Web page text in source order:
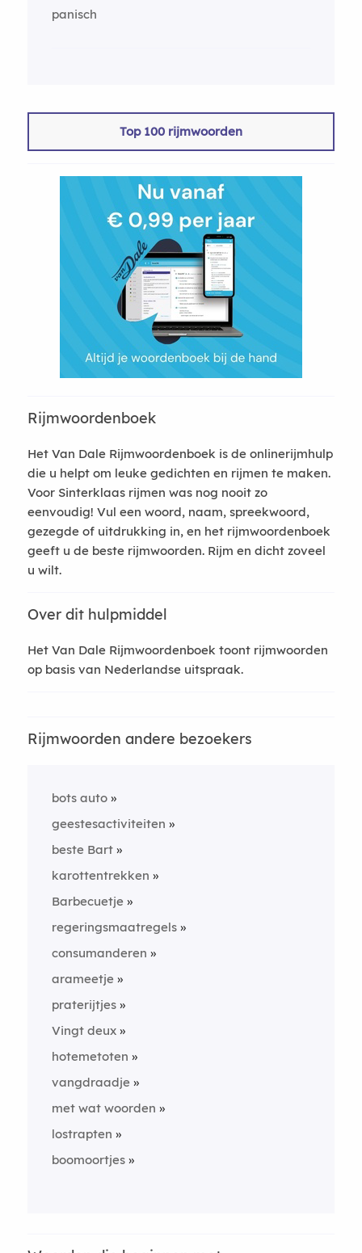
panisch
Top 100 rijmwoorden
Rijmwoordenboek
Het Van Dale Rijmwoordenboek is de onlinerijmhulp
die u helpt om leuke gedichten en rijmen te maken.
Voor Sinterklaas rijmen was nog nooit zo
eenvoudig! Vul een woord, naam, spreekwoord,
gezegde of uitdrukking in, en het rijmwoordenboek
geeft u de beste rijmwoorden. Rijm en dicht zoveel
u wilt.
Over dit hulpmiddel
Het Van Dale Rijmwoordenboek toont rijmwoorden
op basis van Nederlandse uitspraak.
Rijmwoorden andere bezoekers
bots auto
geestesactiviteiten
beste Bart
karottentrekken
Barbecuetje
regeringsmaatregels
consumanderen
arameetje
praterijtjes
Vingt deux
hotemetoten
vangdraadje
met wat woorden
lostrapten
boomoortjes